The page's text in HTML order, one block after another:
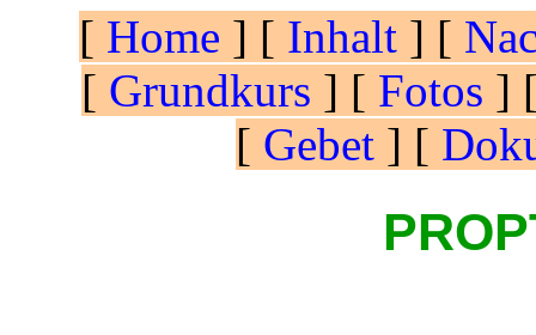
[ Home ] [ Inhalt] [
[ Grundkurs ] [ Fotos ]
[ Gebet] [